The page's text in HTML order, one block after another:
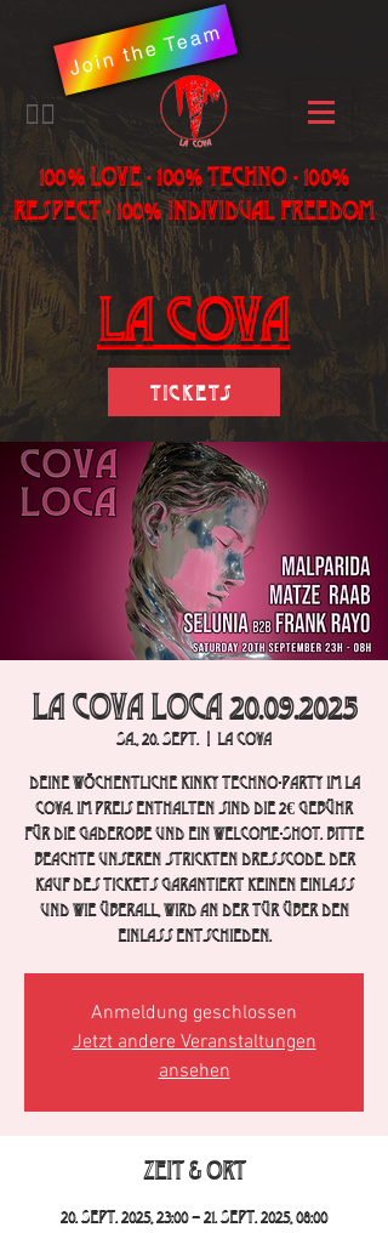
Join the Team
​🏳️‍🌈
100% LOVE - 100% Techno - 100%
Respect - 100% individual freedom
LA Cova
Tickets
La Cova Loca 20.09.2025
Sa., 20. Sept.
  |
La Cova
Deine wöchentliche Kinky Techno-Party im La
Cova. im Preis enthalten sind die 2€ Gebühr
für die Gaderobe und ein Welcome-Shot. Bitte
beachte unseren strickten Dresscode. Der
Kauf des Tickets garantiert keinen Einlass
und wie überall, wird an der Tür über den
Einlass entschieden.
Anmeldung geschlossen
Jetzt andere Veranstaltungen
ansehen
Zeit & Ort
20. Sept. 2025, 23:00 – 21. Sept. 2025, 08:00